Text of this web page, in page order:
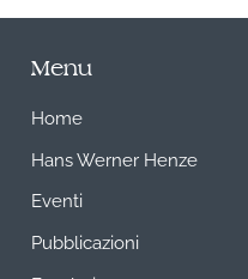
Menu
Home
Hans Werner Henze
Eventi
Pubblicazioni